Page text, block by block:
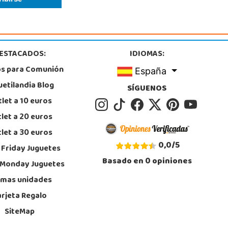
Juguetilandia San Juan
San Juan
Tienda
Juguetilandia Valencia Gran Turia
Europa s/n, C.C. Gran Túria, Local 2 022
91 82 69
Tienda
POCAS UNIDADES
para Comunión
Blog
a 10 euros
a 20 euros
a 30 euros
Juguetes
Juguetes
unidades
Regalo
SiteMap
IDIOMAS:
España
SÍGUENOS
0,0/5
Basado en0opiniones